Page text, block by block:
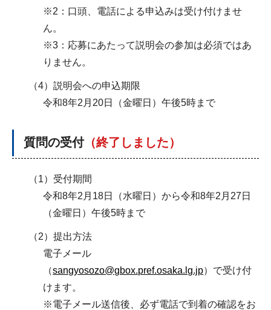
※2：口頭、電話による申込みは受け付けませ
ん。
※3：応募にあたって説明会の参加は必須ではあ
りません。
（4）説明会への申込期限
令和8年2月20日（金曜日）午後5時まで
質問の受付（終了しました）
（1）受付期間
令和8年2月18日（水曜日）から令和8年2月27日
（金曜日）午後5時まで
（2）提出方法
電子メール
（sangyosozo@gbox.pref.osaka.lg.jp）で受け付
けます。
※電子メール送信後、必ず電話で到着の確認をお